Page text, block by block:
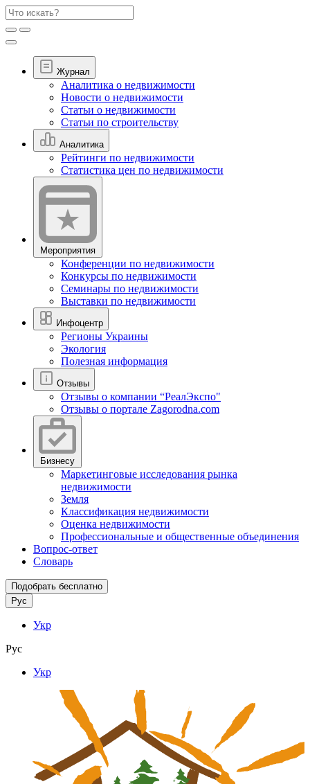
Журнал
Аналитика о недвижимости
Новости о недвижимости
Статьи о недвижимости
Статьи по строительству
Аналитика
Рейтинги по недвижимости
Статистика цен по недвижимости
Мероприятия
Конференции по недвижимости
Конкурсы по недвижимости
Семинары по недвижимости
Выставки по недвижимости
Инфоцентр
Регионы Украины
Экология
Полезная информация
Отзывы
Отзывы о компании “РеалЭкспо"
Отзывы о портале Zagorodna.com
Бизнесу
Маркетинговые исследования рынка
недвижимости
Земля
Классификация недвижимости
Оценка недвижимости
Профессиональные и общественные объединения
Вопрос-ответ
Словарь
Подобрать бесплатно
Рус
Укр
Рус
Укр